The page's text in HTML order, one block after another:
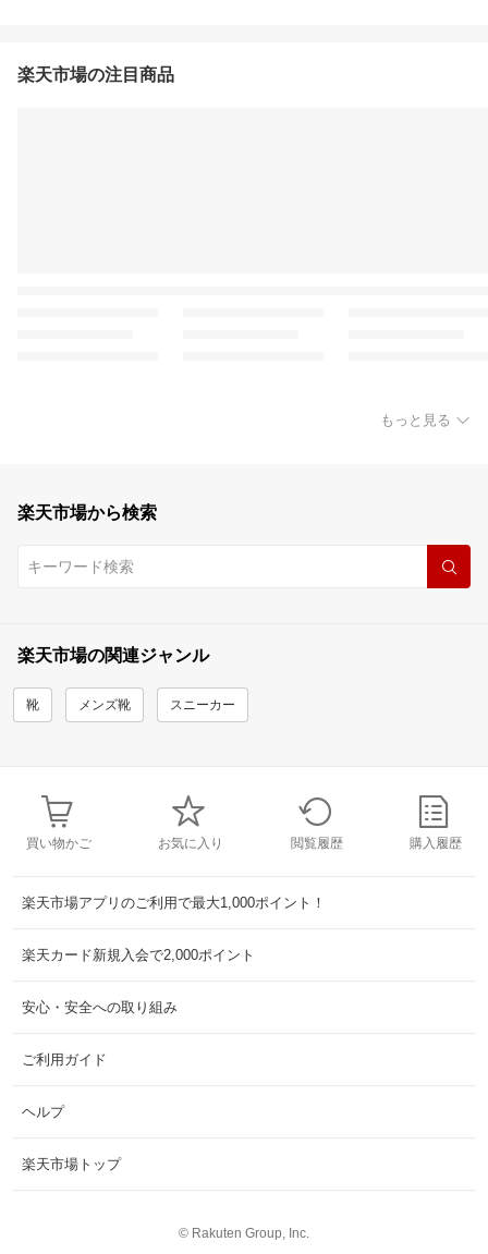
楽天市場の注目商品
もっと見る
楽天市場から検索
楽天市場の関連ジャンル
靴 メンズ靴 スニーカー
買い物かご お気に入り 閲覧履歴 購入履歴
楽天市場アプリのご利用で最大1,000ポイント！
楽天カード新規入会で2,000ポイント
安心・安全への取り組み
ご利用ガイド
ヘルプ
楽天市場トップ
© Rakuten Group, Inc.